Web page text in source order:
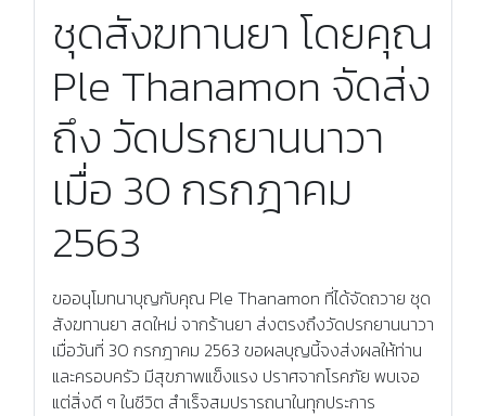
ชุดสังฆทานยา โดยคุณ
Ple Thanamon จัดส่ง
ถึง วัดปรกยานนาวา
เมื่อ 30 กรกฎาคม
2563
ขออนุโมทนาบุญกับคุณ Ple Thanamon ที่ได้จัดถวาย ชุด
สังฆทานยา สดใหม่ จากร้านยา ส่งตรงถึงวัดปรกยานนาวา
เมื่อวันที่ 30 กรกฎาคม 2563 ขอผลบุญนี้จงส่งผลให้ท่าน
และครอบครัว มีสุขภาพแข็งแรง ปราศจากโรคภัย พบเจอ
แต่สิ่งดี ๆ ในชีวิต สำเร็จสมปรารถนาในทุกประการ